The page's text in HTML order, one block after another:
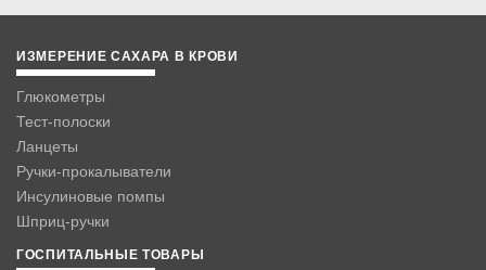
ИЗМЕРЕНИЕ САХАРА В КРОВИ
Глюкометры
Тест-полоски
Ланцеты
Ручки-прокалыватели
Инсулиновые помпы
Шприц-ручки
ГОСПИТАЛЬНЫЕ ТОВАРЫ